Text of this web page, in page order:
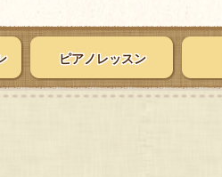
ピアノレッスン